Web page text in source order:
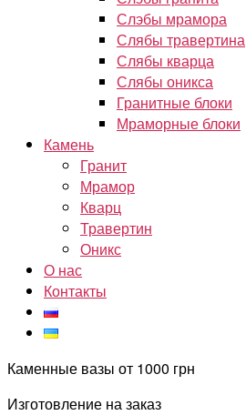
Слэбы мрамора
Слябы травертина
Слябы кварца
Слябы оникса
Гранитные блоки
Мраморные блоки
Камень
Гранит
Мрамор
Кварц
Травертин
Оникс
О нас
Контакты
Каменные вазы от 1000 грн
Изготовление на заказ